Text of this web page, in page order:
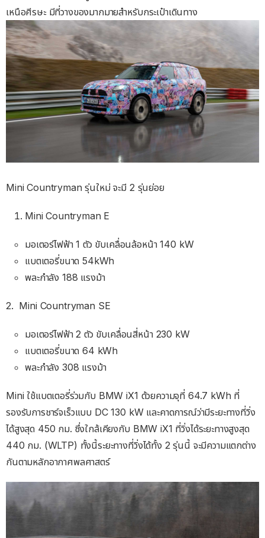
เหนือศีรษะ มีที่วางของมากมายสำหรับกระเป๋าเดินทาง
Mini Countryman รุ่นใหม่ จะมี 2 รุ่นย่อย
Mini Countryman E
มอเตอร์ไฟฟ้า 1 ตัว ขับเคลื่อนล้อหน้า 140 kW
แบตเตอรี่ขนาด 54kWh
พละกำลัง 188 แรงม้า
2. Mini Countryman SE
มอเตอร์ไฟฟ้า 2 ตัว ขับเคลื่อนสี่หน้า 230 kW
แบตเตอรี่ขนาด 64 kWh
พละกำลัง 308 แรงม้า
Mini ใช้แบตเตอรี่ร่วมกับ BMW iX1 ด้วยความจุที่ 64.7 kWh ที่
รองรับการชาร์จเร็วแบบ DC 130 kW และคาดการณ์ว่ามีระยะทางที่วิ่ง
ได้สูงสุด 450 กม. ซึ่งใกล้เคียงกับ BMW iX1 ที่วิ่งได้ระยะทางสูงสุด
440 กม. (WLTP) ทั้งนี้ระยะทางที่วิ่งได้ทั้ง 2 รุ่นนี้ จะมีความแตกต่าง
กันตามหลักอากาศพลศาสตร์